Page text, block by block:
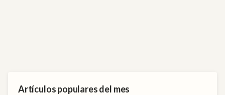
Artículos populares del mes